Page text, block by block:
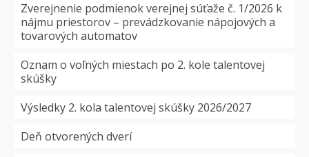
Zverejnenie podmienok verejnej súťaže č. 1/2026 k
nájmu priestorov – prevádzkovanie nápojových a
tovarových automatov
Oznam o voľných miestach po 2. kole talentovej
skúšky
Výsledky 2. kola talentovej skúšky 2026/2027
Deň otvorených dverí